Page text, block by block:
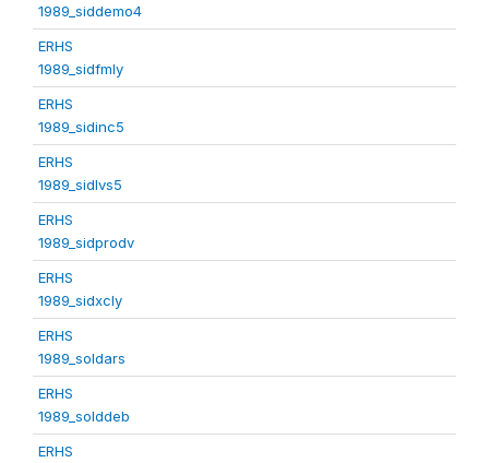
1989_siddemo4
ERHS
1989_sidfmly
ERHS
1989_sidinc5
ERHS
1989_sidlvs5
ERHS
1989_sidprodv
ERHS
1989_sidxcly
ERHS
1989_soldars
ERHS
1989_solddeb
ERHS